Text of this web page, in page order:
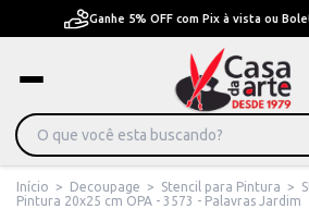
Pague em Até 6x sem juros ou
Início > Decoupage > Stencil para Pintura >
Pintura 20x25 cm OPA - 3573 - Palavras Jardim